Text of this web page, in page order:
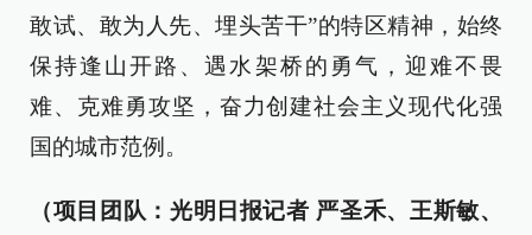
敢试、敢为人先、埋头苦干”的特区精神，始终
保持逢山开路、遇水架桥的勇气，迎难不畏
难、克难勇攻坚，奋力创建社会主义现代化强
国的城市范例。
（项目团队：光明日报记者 严圣禾、王斯敏、